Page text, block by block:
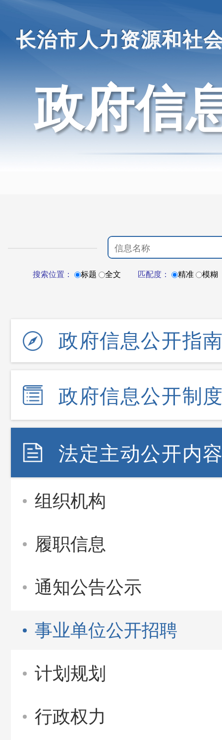
长治市人力资源和社
政府信
搜索位置： 标题 全文 匹配度： 精准 模糊
政府信息公开指
政府信息公开制
法定主动公开内
组织机构
履职信息
通知公告公示
事业单位公开招聘
计划规划
行政权力